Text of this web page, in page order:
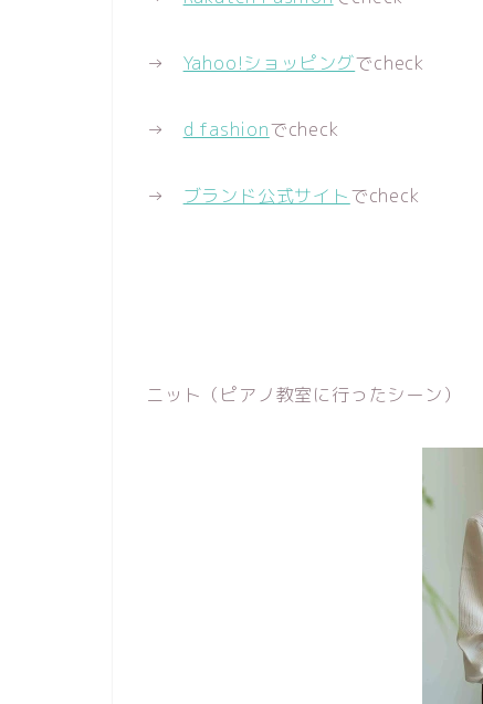
→ Yahoo!ショッピングでcheck
→ d fashionでcheck
→ ブランド公式サイトでcheck
ニット（ピアノ教室に行ったシーン）